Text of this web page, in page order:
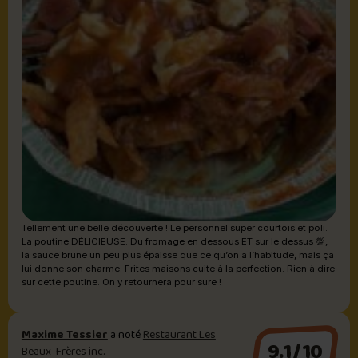
Tellement une belle découverte ! Le personnel super courtois et poli.
La poutine DÉLICIEUSE. Du fromage en dessous ET sur le dessus 💯,
la sauce brune un peu plus épaisse que ce qu’on a l’habitude, mais ça
lui donne son charme. Frites maisons cuite à la perfection. Rien à dire
sur cette poutine. On y retournera pour sure !
Maxime Tessiera notéRestaurant Les
Beaux-Frères inc.